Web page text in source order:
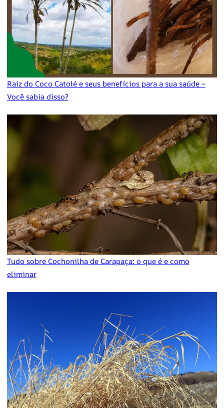
Raiz do Coco Catolé e seus benefícios para a sua saúde –
Você sabia disso?
Tudo sobre Cochonilha de Carapaça: o que é e como
eliminar